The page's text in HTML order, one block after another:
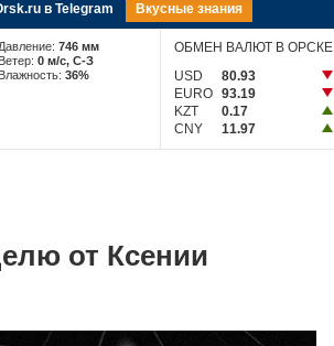
в Telegram Вкусные знания
Давление:746 мм
Ветер:0 м/c, С-З
Влажность:36%
ОБМЕН ВАЛЮТ В ОРСКЕ
USD
80.93
EURO 93.19
KZT
0.17
CNY
11.97
от Ксении